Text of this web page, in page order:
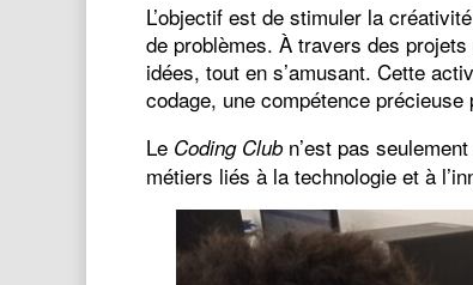
L’objectif est de stimuler la
de problèmes. À travers des
idées, tout en s’amusant. Cette
codage, une compétence précieuse
Le Coding Club n’est pas
métiers liés à la technologie et à